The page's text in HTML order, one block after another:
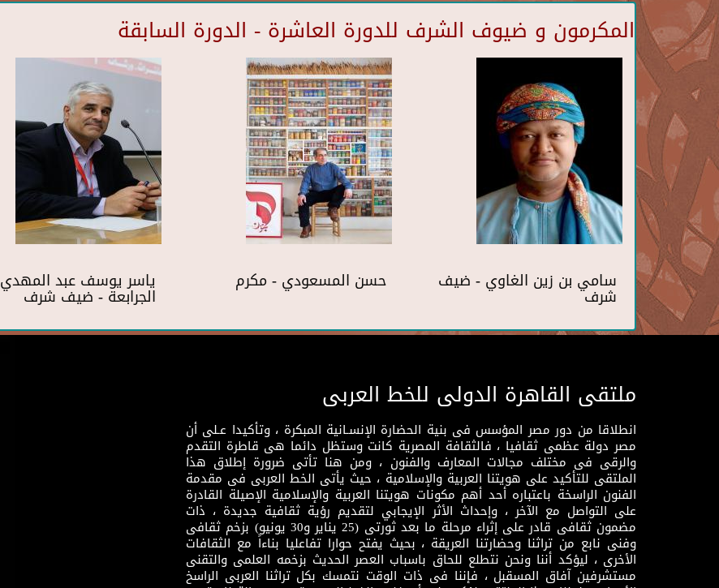
المكرمون و ضيوف الشرف للدورة العاشرة - الدورة السابقة
ياسر يوسف عبد المهدي
الجرابعة - ضيف شرف
حسن المسعودي - مكرم سامي بن زين الغاوي - ضيف
شرف
ملتقى القاهرة الدولى للخط العربى
انطلاقا من دور مصر المؤسس فى بنية الحضارة الإنسـانية المبكرة ، وتأكيدا عـلى أن
مصر دولة عظمى ثقافيا ، فالثقافة المصرية كانت وستظل دائما هى قاطرة التقدم
والرقى فى مختلف مجالات المعارف والفنون ، ومن هنا تأتى ضرورة إطلاق هذا
الملتقى للتأكيد على هويتنا العربية والإسلامية ، حيث يأتى الخط العربى فى مقدمة
الفنون الراسخة باعتباره أحد أهم مكونات هويتنا العربية والإسلامية الإصيلة القادرة
على التواصل مع الآخر ، وإحداث الأثر الإيجابي لتقديم رؤية ثقافية جديدة ، ذات
مضمون ثقافى قادر على إثراء مرحلة ما بعد ثورتى (25 يناير و30 يونيو) بزخم ثقافى
وفنى نابع من تراثنا وحضارتنا العريقة ، بحيث يفتح حوارا تفاعليا بناءاً مع الثقافات
الأخرى ، ليؤكد أننا ونحن نتطلع للحاق باسباب العصر الحديث بزخمه العلمى والتقنى
مستشرفين آفاق المسقبل ، فإننا فى ذات الوقت نتمسك بكل تراثنا العربى الراسخ